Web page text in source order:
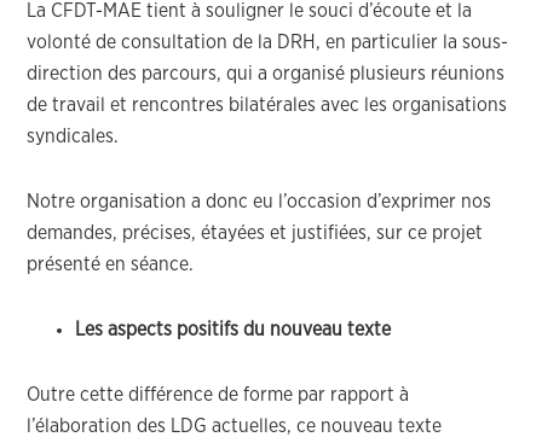
La CFDT-MAE tient à souligner le souci d’écoute et la
volonté de consultation de la DRH, en particulier la sous-
direction des parcours, qui a organisé plusieurs réunions
de travail et rencontres bilatérales avec les organisations
syndicales.
Notre organisation a donc eu l’occasion d’exprimer nos
demandes, précises, étayées et justifiées, sur ce projet
présenté en séance.
Les aspects positifs du nouveau texte
Outre cette différence de forme par rapport à
l’élaboration des LDG actuelles, ce nouveau texte